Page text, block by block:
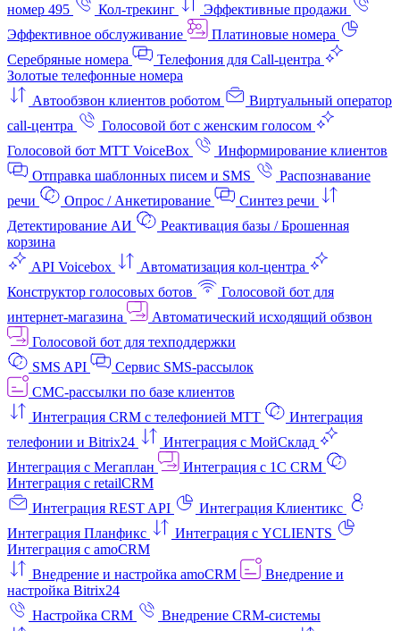
номер 495
Кол-трекинг
Эффективные продажи
Эффективное обслуживание
Платиновые номера
Серебряные номера
Телефония для Call-центра
Золотые телефонные номера
Автообзвон клиентов роботом
Виртуальный оператор
call-центра
Голосовой бот с женским голосом
Голосовой бот МТТ VoiceBox
Информирование клиентов
Отправка шаблонных писем и SMS
Распознавание
речи
Опрос / Анкетирование
Синтез речи
Детектирование АИ
Реактивация базы / Брошенная
корзина
API Voicebox
Автоматизация кол‑центра
Конструктор голосовых ботов
Голосовой бот для
интернет‑магазина
Автоматический исходящий обзвон
Голосовой бот для техподдержки
SMS API
Сервис SMS-рассылок
СМС-рассылки по базе клиентов
Интеграция CRM с телефонией МТТ
Интеграция
телефонии и Bitrix24
Интеграция с МойСклад
Интеграция с Мегаплан
Интеграция с 1C CRM
Интеграция с retailCRM
Интеграция REST API
Интеграция Клиентикс
Интеграция Планфикс
Интеграция с YCLIENTS
Интеграция с amoCRM
Внедрение и настройка amoCRM
Внедрение и
настройка Bitrix24
Настройка CRM
Внедрение CRM-системы